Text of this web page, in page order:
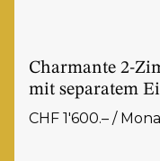
Charmante 2-
mit separatem
CHF 1'600.– /